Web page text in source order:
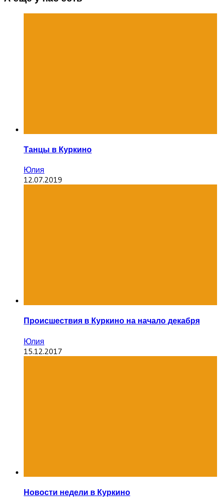
Танцы в Куркино
Юлия
12.07.2019
Происшествия в Куркино на начало декабря
Юлия
15.12.2017
Новости недели в Куркино